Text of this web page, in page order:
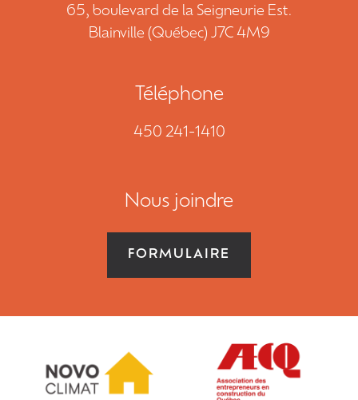
NOUS JOINDRE
65, boulevard de la Seigneurie Est.
Blainville (Québec) J7C 4M9
Téléphone
450 241-1410
Nous joindre
FORMULAIRE